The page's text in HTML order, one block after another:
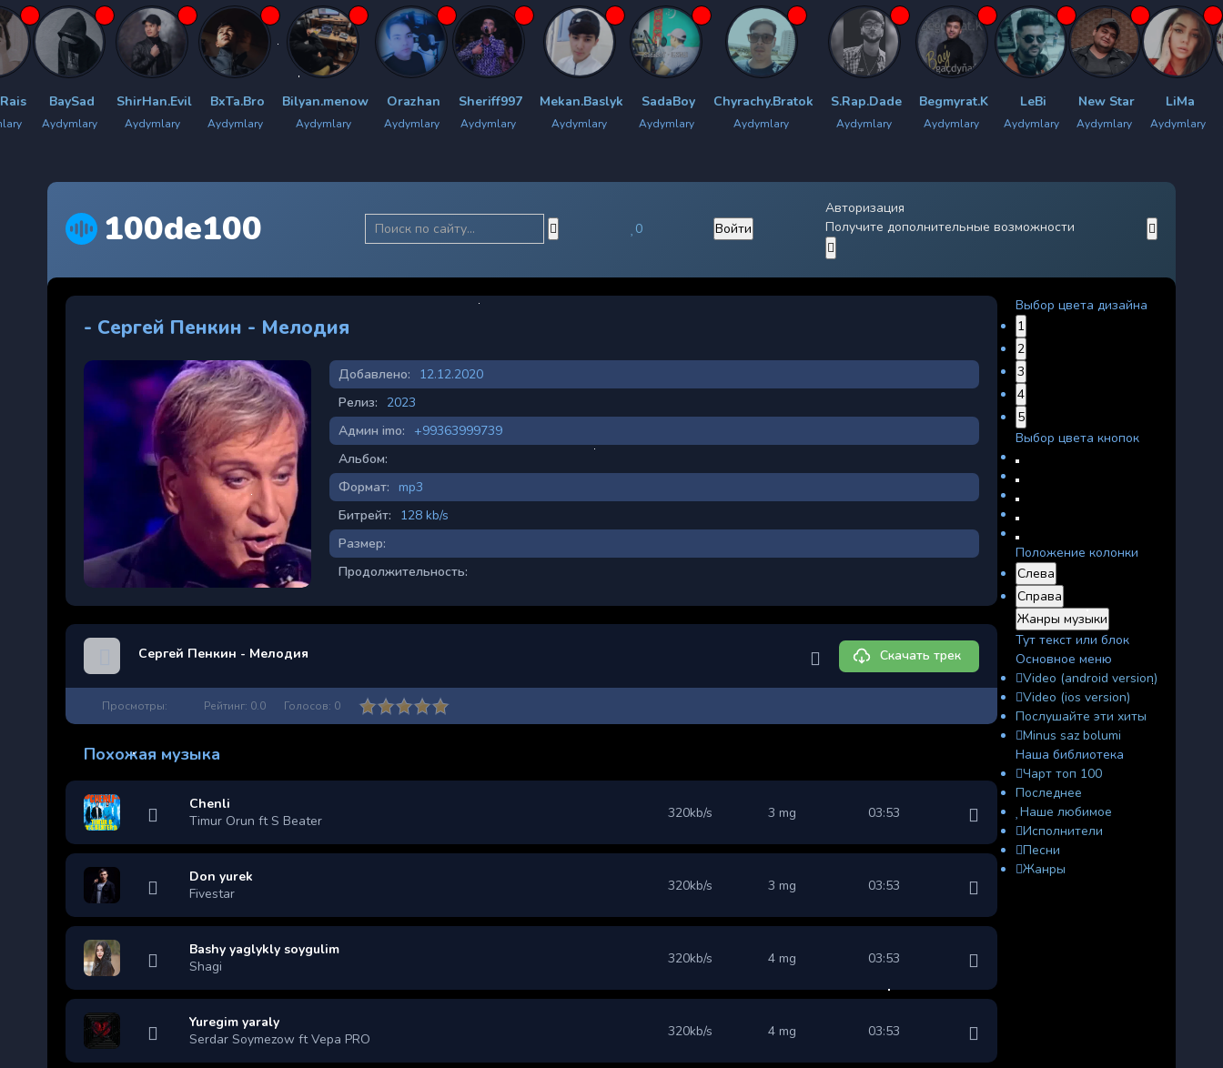
ShirHan.Evil
Aydymlary
BxTa.Bro
Aydymlary
Bilyan.menow
Aydymlary
Orazhan
Aydymlary
Sheriff997
Aydymlary
Mekan.Baslyk
Aydymlary
SadaBoy
Aydymlary
Chyrachy.Bratok
Aydymlary
S.Rap.Dade
Aydymlary
Begmyrat.K
Aydymlary
LeBi
Aydymlary
New Star
Aydymlary
LiMa
Aydymlary
Guljan.B
Aydymlary
100de100 0 Войти
Авторизация
Получите дополнительные возможности
- Сергей Пенкин - Мелодия
Добавлено:
12.12.2020
Релиз:
2023
Админ imo:
+99363999739
Альбом:
Формат:
mp3
Битрейт:
128 kb/s
Размер:
Продолжительность:
Сергей Пенкин - Мелодия Скачать трек
Просмотры: Рейтинг: 0.0 Голосов: 0
Похожая музыка
Chenli
Timur Orun ft S Beater
320kb/s 3 mg 03:53
Don yurek
Fivestar
320kb/s 3 mg 03:53
Bashy yaglykly soygulim
Shagi
320kb/s 4 mg 03:53
Yuregim yaraly
Serdar Soymezow ft Vepa PRO
320kb/s 4 mg 03:53
Выбор цвета дизайна
1
2
3
4
5
Выбор цвета кнопок
Положение колонки
Слева
Справа
Жанры музыки
Тут текст или блок
Основное меню
Video (android version)
Video (ios version)
Послушайте эти хиты
Minus saz bolumi
Наша библиотека
Чарт топ 100
Последнее
Наше любимое
Исполнители
Песни
Жанры